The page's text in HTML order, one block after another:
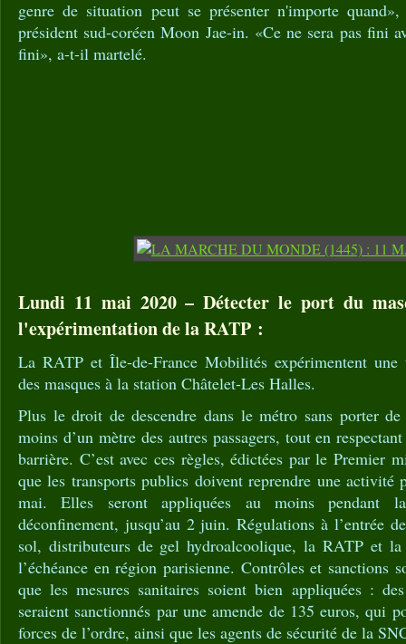
genre de situation peut se présenter n'importe
président sud-coréen Moon Jae-in. «Ce ne sera pas fini
fini», a-t-il martelé.
Lundi 11 mai 2020 – Détecter le port du
l'expérimentation de la RATP :
La RATP et Île-de-France Mobilités expérimentent une
des masques à la station Châtelet-Les Halles.
Plus le droit de descendre dans le métro sans porter
moins d’un mètre des autres passagers, tout en
barrière. C’est avec ces règles, édictées par le Premier
que les transports publics doivent reprendre une activité
mai. Elles seront appliquées au moins pendant
déconfinement, jusqu’au 2 juin. Régulations à l’entrée
sol, distributeurs de gel hydroalcoolique, la RATP et la
l’échéance en région parisienne. Contrôles et sanctions
que les mesures sanitaires soient bien appliquées :
seraient sanctionnés par une amende de 135 euros, qui
forces de l’ordre, ainsi que les agents de sécurité de la